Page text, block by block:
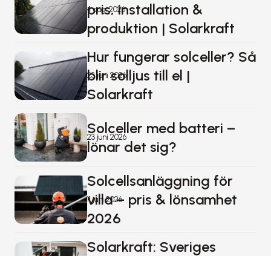
4 aug. 2026
pris, installation &
produktion | Solarkraft
23 juni 2026
Hur fungerar solceller? Så
blir solljus till el |
Solarkraft
23 juni 2026
Solceller med batteri –
lönar det sig?
11 juni 2026
Solcellsanläggning för
villa – pris & lönsamhet
2026
Solarkraft: Sveriges